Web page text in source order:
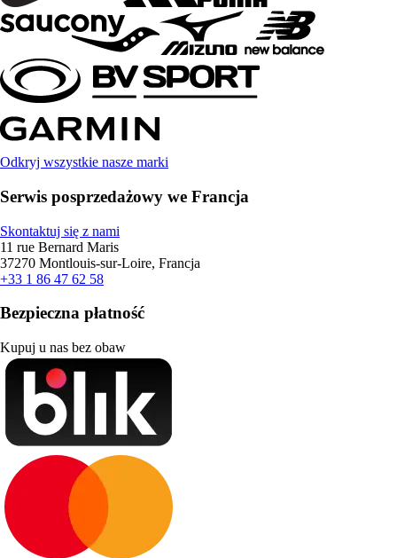
Odkryj wszystkie nasze marki
Serwis posprzedażowy we Francja
Skontaktuj się z nami
11 rue Bernard Maris
37270 Montlouis-sur-Loire, Francja
+33 1 86 47 62 58
Bezpieczna płatność
Kupuj u nas bez obaw